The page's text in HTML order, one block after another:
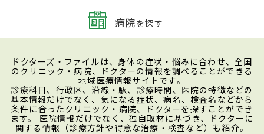
病院を探す
ドクターズ・ファイルは、身体の症状・悩みに合わせ、全国
のクリニック・病院、ドクターの情報を調べることができる
地域医療情報サイトです。
診療科目、行政区、沿線・駅、診療時間、医院の特徴などの
基本情報だけでなく、気になる症状、病名、検査名などから
条件に合ったクリニック・病院、ドクターを探すことができ
ます。 医院情報だけでなく、独自取材に基づき、ドクターに
関する情報（診療方針や得意な治療・検査など）も紹介。